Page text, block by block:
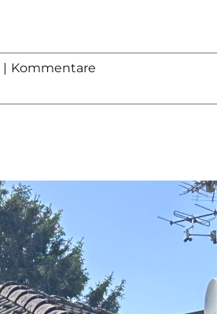
| Kommentare